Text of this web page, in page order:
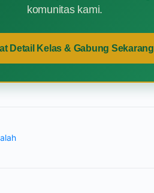
komunitas kami.
Detail Kelas & Gabung Sekarang